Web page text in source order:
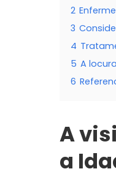
2
3
4
5 A
6
A
a